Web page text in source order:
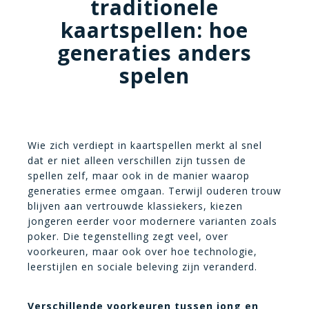
traditionele
kaartspellen: hoe
generaties anders
spelen
Wie zich verdiept in kaartspellen merkt al snel
dat er niet alleen verschillen zijn tussen de
spellen zelf, maar ook in de manier waarop
generaties ermee omgaan. Terwijl ouderen trouw
blijven aan vertrouwde klassiekers, kiezen
jongeren eerder voor modernere varianten zoals
poker. Die tegenstelling zegt veel, over
voorkeuren, maar ook over hoe technologie,
leerstijlen en sociale beleving zijn veranderd.
Verschillende voorkeuren tussen jong en